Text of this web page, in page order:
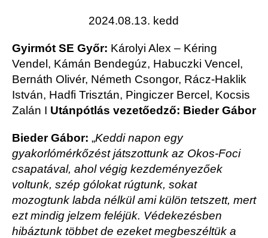
2024.08.13. kedd
Gyirmót SE Győr: Károlyi Alex – Kéring
Vendel, Kámán Bendegúz, Habuczki Vencel,
Bernáth Olivér, Németh Csongor, Rácz-Haklik
István, Hadfi Trisztán, Pingiczer Bercel, Kocsis
Zalán I Utánpótlás vezetőedző: Bieder Gábor
Bieder Gábor: „Keddi napon egy
gyakorlómérkőzést játszottunk az Okos-Foci
csapatával, ahol végig kezdeményezőek
voltunk, szép gólokat rúgtunk, sokat
mozogtunk labda nélkül ami külön tetszett, mert
ezt mindig jelzem feléjük. Védekezésben
hibáztunk többet de ezeket megbeszéltük a